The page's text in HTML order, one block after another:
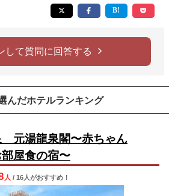
して質問に回答する
んだホテルランキング
元湯龍泉閣〜赤ちゃん
屋食の宿〜
人 / 16人がおすすめ！